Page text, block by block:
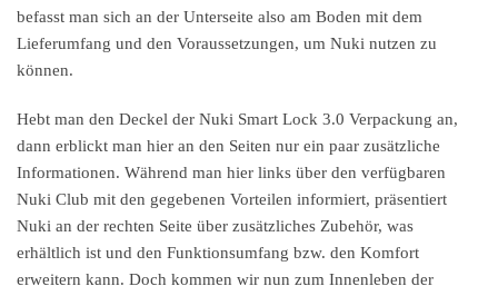
befasst man sich an der Unterseite also am Boden mit dem
Lieferumfang und den Voraussetzungen, um Nuki nutzen zu
können.
Hebt man den Deckel der Nuki Smart Lock 3.0 Verpackung an,
dann erblickt man hier an den Seiten nur ein paar zusätzliche
Informationen. Während man hier links über den verfügbaren
Nuki Club mit den gegebenen Vorteilen informiert, präsentiert
Nuki an der rechten Seite über zusätzliches Zubehör, was
erhältlich ist und den Funktionsumfang bzw. den Komfort
erweitern kann. Doch kommen wir nun zum Innenleben der